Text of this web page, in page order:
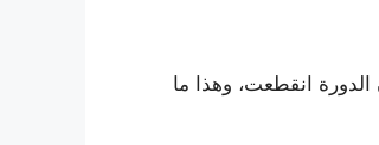
انقطعت، وهذا ما